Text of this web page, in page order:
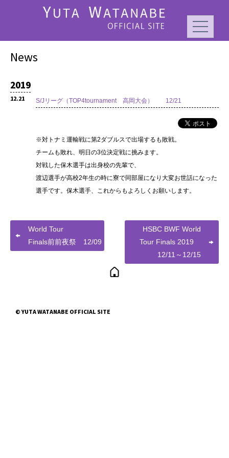
News
2019
12.21 S/Jリーグ（TOP4tournament 高岡大会） 12/21
※対トナミ運輸戦に第2ダブルスで出場するも敗戦。
チームも敗れ、明日の3位決定戦に挑みます。
対戦した保木選手は出身校の先輩で、
渡辺選手が高校2年生の時に寮で同部屋になり大変お世話になった
選手です。保木選手、これからもよろしくお願いします。
World Tour
Finals前前夜祭 12/09
HSBC BWF World
Tour Finals 2019
12/11～12/15
© YUTA WATANABE OFFICIAL SITE